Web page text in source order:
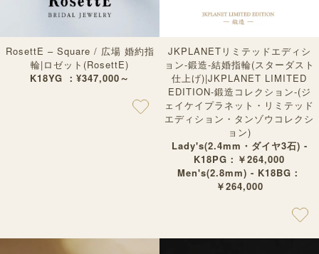
RosettE – Square / 広場 婚約指
輪|ロゼット(RosettE)
K18YG ：¥347,000～
JKPLANETリミテッドエディシ
ョン-鍛造-結婚指輪(スターダスト
仕上げ)|JKPLANET LIMITED
EDITION-鍛造コレクション-(ジ
ェイケイプラネット・リミテッド
エディション・タンゾウコレクシ
ョン)
Lady's(2.4mm・ダイヤ3石) -
K18PG：￥264,000
Men's(2.8mm) - K18BG：
￥264,000